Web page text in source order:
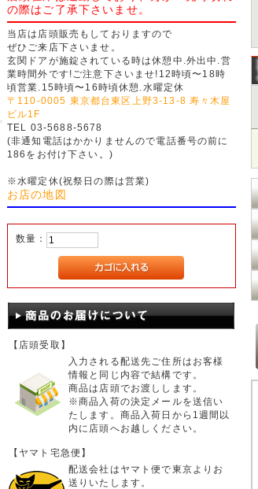
の際はご了承下さいませ。
当店は店頭販売もしておりますので
ぜひご来店下さいませ。
玄関ドアが施錠されている時は休憩中.外出中.営
業時間外です!ご注意下さいませ!12時頃〜18時
頃営業.15時頃〜16時頃休憩.水曜定休
〒110-0005 東京都台東区上野3-13-8 寿々木屋
ビル1F
TEL 03-5688-5678
(非通知電話はかかりませんので電話番号の前に
186をお付け下さい。)
※水曜定休(祝祭日の際は営業)
お店の地図
数量：
【店頭受取】
入力される配送先ご住所はお客様
情報と同じ内容で結構です。
商品は店頭でお渡しします。
※商品入荷の決定メールを送信い
たします。商品入荷日から1週間以
内に店頭へお越しください。
【ヤマト宅急便】
配送会社はヤマト便で東京よりお
送りいたします。